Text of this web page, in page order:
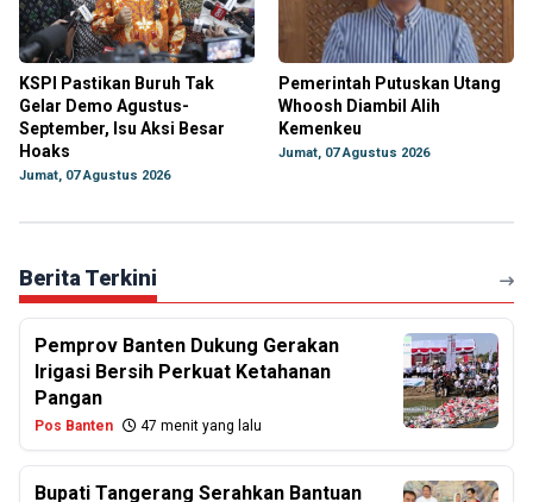
KSPI Pastikan Buruh Tak
Gelar Demo Agustus-
September, Isu Aksi Besar
Hoaks
Jumat, 07 Agustus 2026
Pemerintah Putuskan Utang
Whoosh Diambil Alih
Kemenkeu
Jumat, 07 Agustus 2026
Berita Terkini
Pemprov Banten Dukung Gerakan
Irigasi Bersih Perkuat Ketahanan
Pangan
Pos Banten 47 menit yang lalu
Bupati Tangerang Serahkan Bantuan